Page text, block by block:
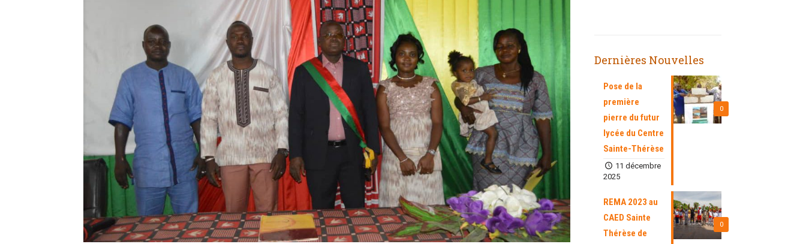
Dernières Nouvelles
0
Pose de la
première
pierre du futur
lycée du Centre
Sainte-Thérèse
11 décembre
2025
0
REMA 2023 au
CAED Sainte
Thérèse de